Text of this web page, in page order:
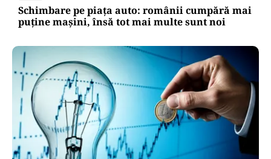
Schimbare pe piața auto: românii cumpără mai
puține mașini, însă tot mai multe sunt noi